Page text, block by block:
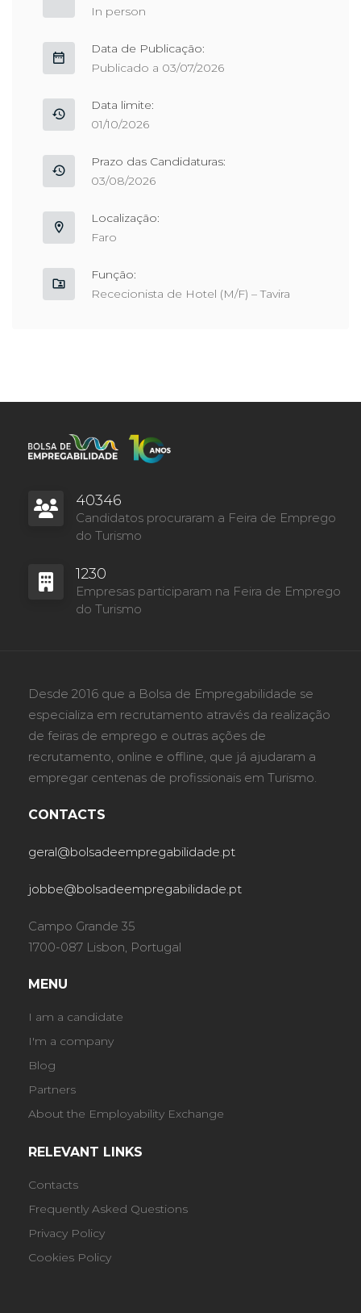
In person
Data de Publicação:
Publicado a 03/07/2026
Data limite:
01/10/2026
Prazo das Candidaturas:
03/08/2026
Localização:
Faro
Função:
Rececionista de Hotel (M/F) – Tavira
40346
Candidatos procuraram a Feira de Emprego
do Turismo
1230
Empresas participaram na Feira de Emprego
do Turismo
Desde 2016 que a Bolsa de Empregabilidade se
especializa em recrutamento através da realização
de feiras de emprego e outras ações de
recrutamento, online e offline, que já ajudaram a
empregar centenas de profissionais em Turismo.
CONTACTS
geral@bolsadeempregabilidade.pt
jobbe@bolsadeempregabilidade.pt
Campo Grande 35
1700-087 Lisbon, Portugal
MENU
I am a candidate
I'm a company
Blog
Partners
About the Employability Exchange
RELEVANT LINKS
Contacts
Frequently Asked Questions
Privacy Policy
Cookies Policy